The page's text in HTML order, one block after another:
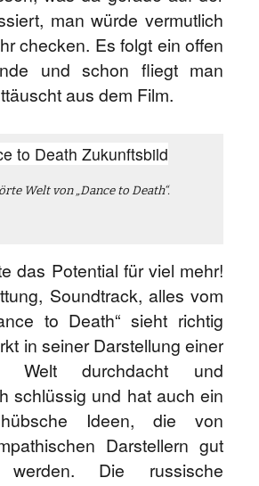
man würde vermutlich
checken. Es folgt ein offen
und schon fliegt man
aus dem Film.
Welt von „Dance to Death“.
das Potential für viel mehr!
Soundtrack, alles vom
to Death“ sieht richtig
in seiner Darstellung einer
Welt durchdacht und
schlüssig und hat auch ein
Ideen, die von
Darstellern gut
werden. Die russische